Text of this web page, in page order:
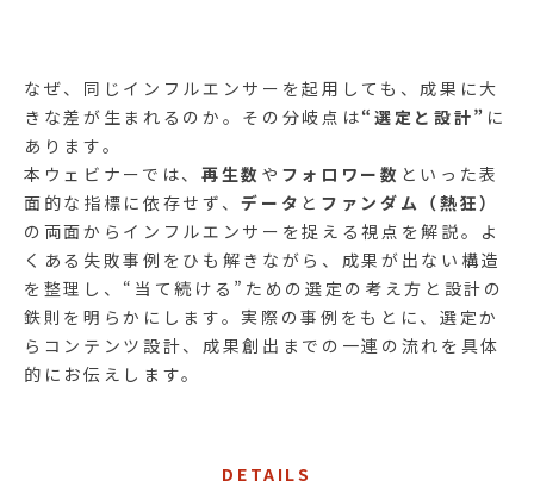
なぜ、同じインフルエンサーを起用しても、成果に大
きな差が生まれるのか。その分岐点は“選定と設計” に
あります。
本ウェビナーでは、 再生数 や フォロワー数 といった表
面的な指標に依存せず、データ と ファンダム（熱狂）
の両面からインフルエンサーを捉える視点を解説。よ
くある失敗事例をひも解きながら、成果が出ない構造
を整理し、“当て続ける”ための選定の考え方と設計の
鉄則を明らかにします。実際の事例をもとに、選定か
らコンテンツ設計、成果創出までの一連の流れを具体
的にお伝えします。
DETAILS